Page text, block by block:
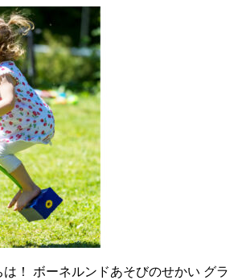
！ ボーネルンドあそびのせかい グラ